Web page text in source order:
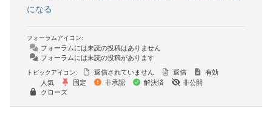
になる
フォーラムアイコン:
フォーラムには未読の投稿はありません
フォーラムには未読の投稿があります
トピックアイコン: 返信されていません 返信
有効
人気
固定 非承認 解決済
非公開
クローズ